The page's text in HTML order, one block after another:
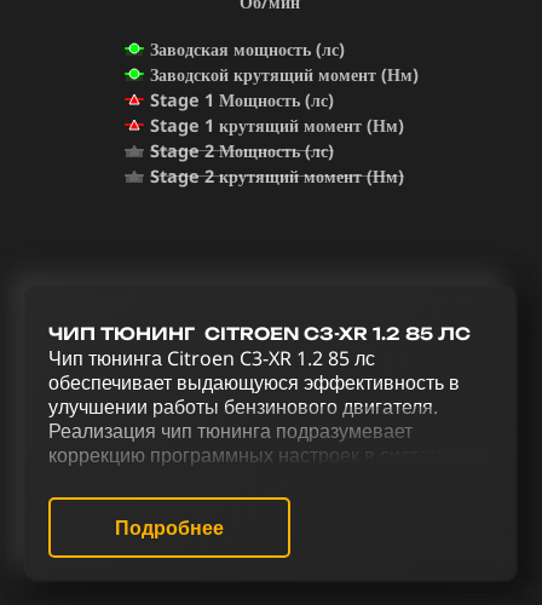
Заводская мощность (лс)
Заводской крутящий момент (Нм)
Stage 1 Мощность (лс)
Stage 1 крутящий момент (Нм)
Stage 2 Мощность (лс)
Stage 2 крутящий момент (Нм)
ЧИП ТЮНИНГ CITROEN C3-XR 1.2 85 ЛС
Чип тюнинга Citroen C3-XR 1.2 85 лс
обеспечивает выдающуюся эффективность в
улучшении работы бензинового двигателя.
Реализация чип тюнинга подразумевает
коррекцию программных настроек в системе
функциональности. Процесс
усовершенствования Citroen C3-XR 1.2 85 лс,
включающий в себя чип тюнинг (stage 1 и stage
Подробнее